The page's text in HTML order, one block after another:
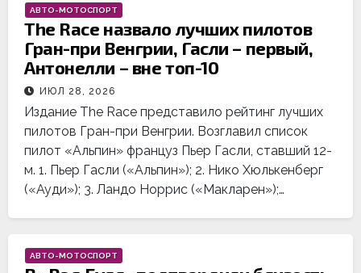
АВТО-МОТОСПОРТ
The Race назвало лучших пилотов
Гран-при Венгрии, Гасли – первый,
Антонелли – вне топ-10
ИЮЛ 28, 2026
Издание The Race представило рейтинг лучших
пилотов Гран-при Венгрии. Возглавил список
пилот «Альпин» француз Пьер Гасли, ставший 12-
м. 1. Пьер Гасли («Альпин»); 2. Нико Хюлькенберг
(«Ауди»); 3. Ландо Норрис («Макларен»);…
АВТО-МОТОСПОРТ